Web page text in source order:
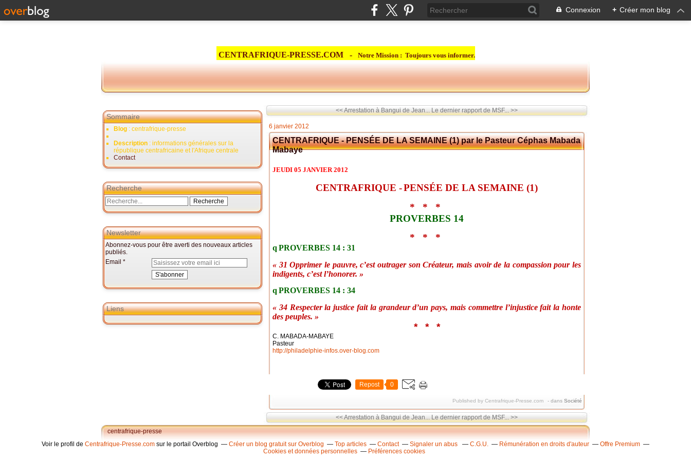
Connexion + Créer mon blog
CENTRAFRIQUE-PRESSE.COM - Notre Mission : Toujours vous informer.
Sommaire
Blog : centrafrique-presse
Description : informations générales sur la
république centrafricaine et l'Afrique centrale
Contact
Recherche
Newsletter
Abonnez-vous pour être averti des nouveaux articles
publiés.
Email
Liens
<< Arrestation à Bangui de Jean... Le dernier rapport de MSF... >>
6 janvier 2012
CENTRAFRIQUE - PENSÉE DE LA SEMAINE (1) par le Pasteur Céphas Mabada
Mabaye
JEUDI 05 JANVIER 2012
CENTRAFRIQUE -PENSÉE DE LA SEMAINE (1)
*
*
*
PROVERBES 14
*
* *
q PROVERBES 14 : 31
« 31 Opprimer le pauvre, c’est outrager son Créateur, mais avoir de la compassion pour les
indigents, c’est l’honorer. »
q PROVERBES 14 : 34
« 34 Respecter la justice fait la grandeur d’un pays, mais commettre l’injustice fait la honte
des peuples. »
* * *
C. MABADA-MABAYE
Pasteur
http://philadelphie-infos.over-blog.com
Repost 0
Published by Centrafrique-Presse.com - dans Société
<< Arrestation à Bangui de Jean... Le dernier rapport de MSF... >>
centrafrique-presse
Voir le profil de Centrafrique-Presse.com sur le portail Overblog Créer un blog gratuit sur Overblog Top articles Contact Signaler un abus C.G.U. Rémunération en droits d'auteur
Offre Premium
Cookies et données personnelles
Préférences cookies